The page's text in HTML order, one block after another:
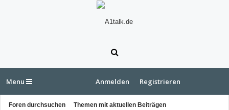
Menu
Foren durchsuchen Themen mit aktuellen Beiträgen
Anmelden Registrieren